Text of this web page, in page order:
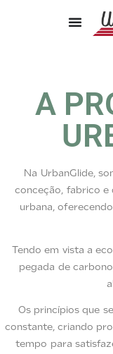
A
Na UrbanGlide,
conceção, fabrico
urbana,
Tendo em vista a
pegada de
Os princípios que
constante, criando
tempo para